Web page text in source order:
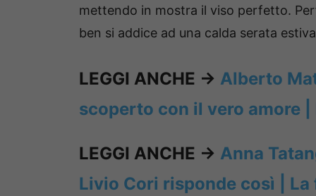
mettendo in mostra il viso perfetto.
ben si addice ad una calda serata
LEGGI ANCHE -> Alberto
scoperto con il vero amore
LEGGI ANCHE -> Anna
Livio Cori risponde così | La